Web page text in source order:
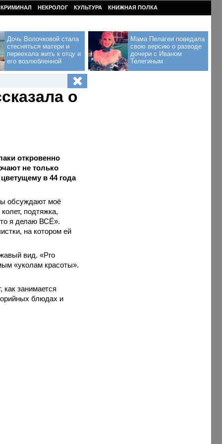
КРИМИНАЛ НЕКРОЛОГ КУЛЬТУРА КНИЖНАЯ ПОЛКА
Дочь Волочковой стала
стесняться матери и
переехала жить к отцу и
его возлюбленной
Мама Пелагеи поведала
свою версию о разводе
дочери с Иваном
Телегиным
о
откровенно
не только
в 44 года
обсуждают моё
подтяжка,
то я делаю ВСЁ».
на котором ей
вид. «Pro
«уколам красоты».
занимается
блюдах и